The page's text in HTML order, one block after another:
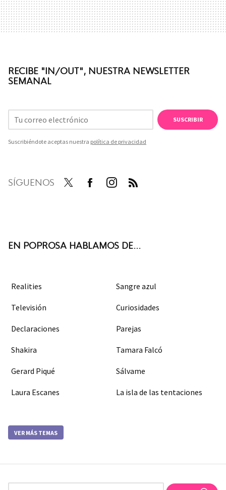
RECIBE "IN/OUT", NUESTRA NEWSLETTER
SEMANAL
SUSCRIBIR
Suscribiéndote aceptas nuestra política de privacidad
SÍGUENOS
EN POPROSA HABLAMOS DE...
Realities Sangre azul
Televisión Curiosidades
Declaraciones Parejas
Shakira Tamara Falcó
Gerard Piqué Sálvame
Laura Escanes La isla de las tentaciones
VER MÁS TEMAS